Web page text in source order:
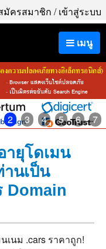
มัครสมาชิก /เข้าสู่ระบบ
เมนู
2 3 4 5 6 7
ายุโดเมน
นเป็น
Domain
เนม .cars ราคาถูก!